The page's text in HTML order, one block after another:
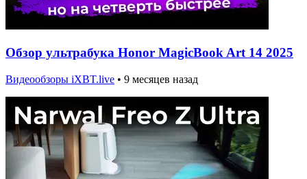
Обзор ультрабука Honor MagicBook Art 14 2025
Видеообзоры iXBT.live • 9 месяцев назад